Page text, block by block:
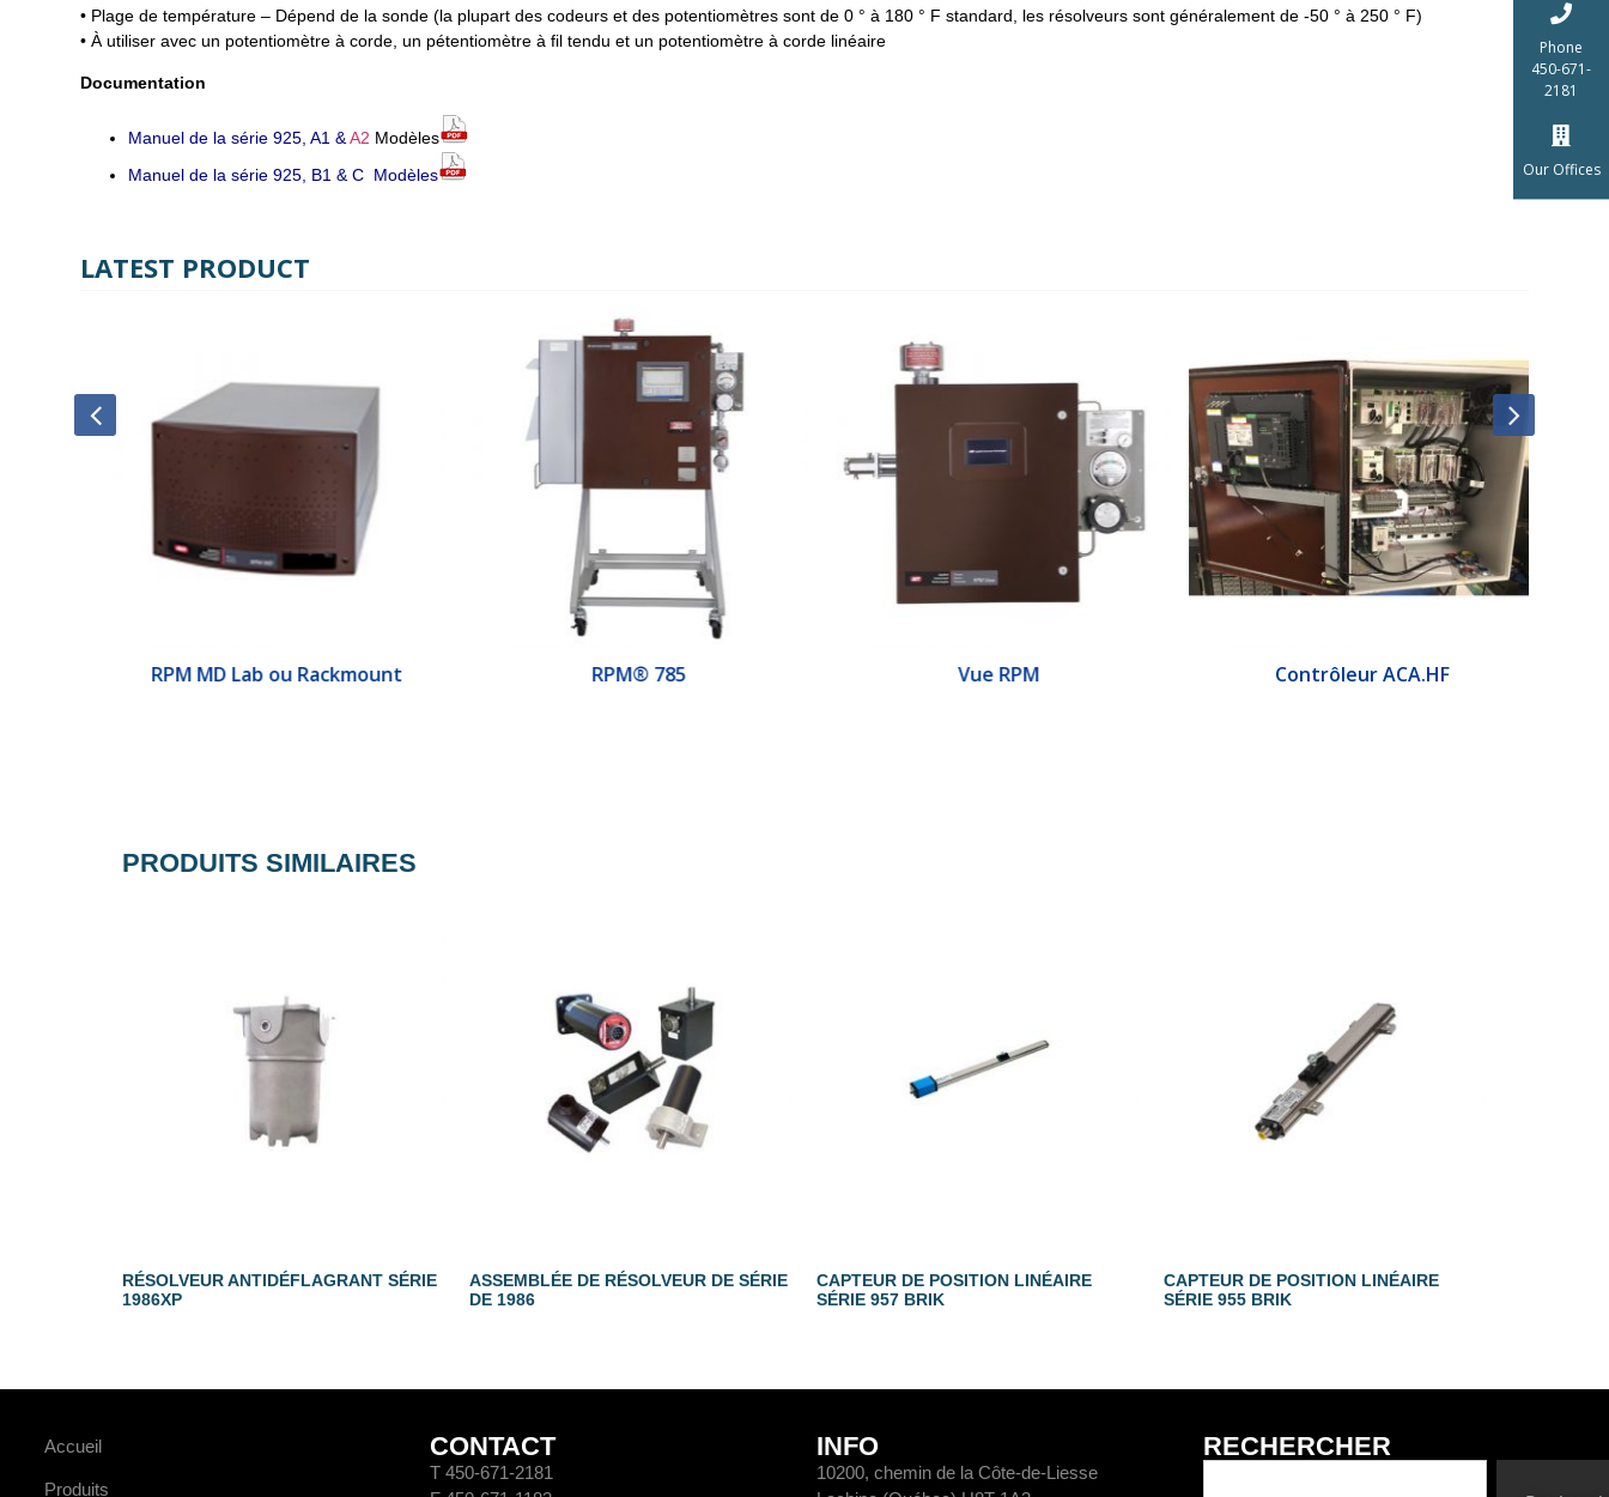
Phone
450-671-
2181
Our Offices
• Plage de température – Dépend de la sonde (la plupart des codeurs et des potentiomètres sont de 0 ° à 180 ° F standard, les résolveurs sont généralement de -50 ° à 250 ° F)
• À utiliser avec un potentiomètre à corde, un pétentiomètre à fil tendu et un potentiomètre à corde linéaire
Documentation
Manuel de la série 925, A1 &A2 Modèles
Manuel de la série 925, B1 & C Modèles
LATEST PRODUCT
RPM MD Lab ou Rackmount RPM® 785 Vue RPM Contrôleur ACA.HF
PRODUITS SIMILAIRES
RÉSOLVEUR ANTIDÉFLAGRANT SÉRIE
1986XP
ASSEMBLÉE DE RÉSOLVEUR DE SÉRIE
DE 1986
CAPTEUR DE POSITION LINÉAIRE
SÉRIE 957 BRIK
CAPTEUR DE POSITION LINÉAIRE
SÉRIE 955 BRIK
Accueil
Produits
CONTACT
T 450-671-2181
INFO
10200, chemin de la Côte-de-Liesse
RECHERCHER